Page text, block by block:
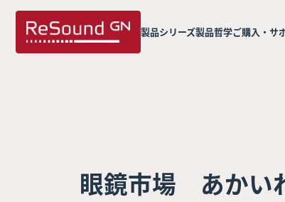
製品シリーズ製品哲学ご購入・サ
眼鏡市場 あかい